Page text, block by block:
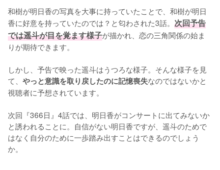
和樹が明日香の写真を大事に持っていたことで、和樹が明日
香に好意を持っていたのでは？と匂わされた3話。 次回予告
では遥斗が目を覚ます様子が描かれ、恋の三角関係の始ま
りが期待できます。
しかし、予告で映った遥斗はうつろな様子。そんな様子を見
て、 やっと意識を取り戻したのに記憶喪失なのではないかと
視聴者に予想されています。
次回『366日』4話では、明日香がコンサートに出てみないか
と誘われることに。自信がない明日香ですが、遥斗のためで
はなく自分のために一歩踏み出すことはできるのでしょう
か。